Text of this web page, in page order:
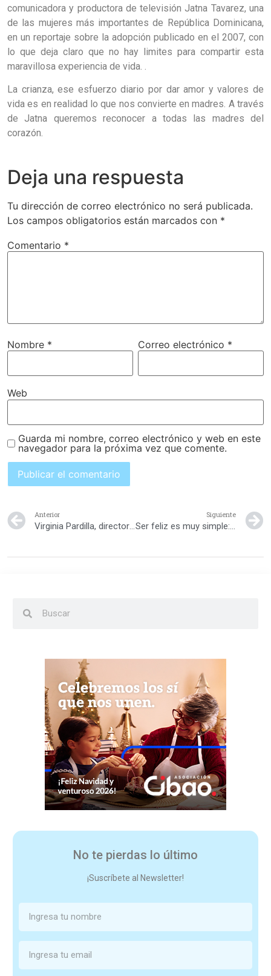
comunicadora y productora de televisión Jatna Tavarez, una
de las mujeres más importantes de República Dominicana,
en un reportaje sobre la adopción publicado en el 2007, con
lo que deja claro que no hay limites para compartir esta
maravillosa experiencia de vida. .
La crianza, ese esfuerzo diario por dar amor y valores de
vida es en realidad lo que nos convierte en madres. A través
de Jatna queremos reconocer a todas las madres del
corazón.
Deja una respuesta
Tu dirección de correo electrónico no será publicada.
Los campos obligatorios están marcados con *
Comentario *
Nombre * Correo electrónico *
Web
Guarda mi nombre, correo electrónico y web en este
navegador para la próxima vez que comente.
Anterior
Virginia Pardilla, directora del Montessori Learning Center
Siguiente
Ser feliz es muy simple: Nereyda Castillo nos da su receta
No te pierdas lo último
¡Suscríbete al Newsletter!